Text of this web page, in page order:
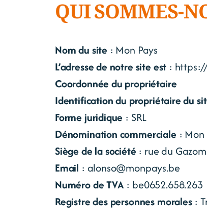
QUI SOMMES-
Nom du site : Mon Pays
L’adresse de notre site est :
Coordonnée du propriétaire
Identification du propriétaire du
Forme juridique : SRL
Dénomination commerciale : Mon
Siège de la société : rue du
Email : alonso@monpays.be
Numéro de TVA : be0652.658.263
Registre des personnes morales: